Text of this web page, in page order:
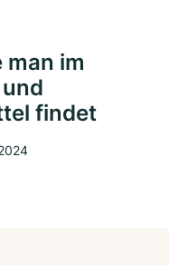
man im
findet